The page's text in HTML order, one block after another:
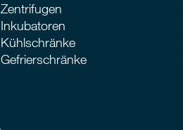
Zentrifugen
Inkubatoren
Kühlschränke
Gefrierschränke